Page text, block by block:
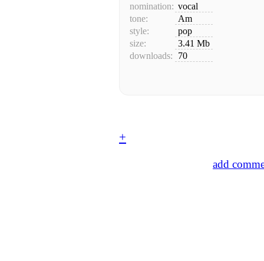
nomination: vocal
tone:
Am
style:
pop
size:
3.41 Mb
downloads:
70
+
add